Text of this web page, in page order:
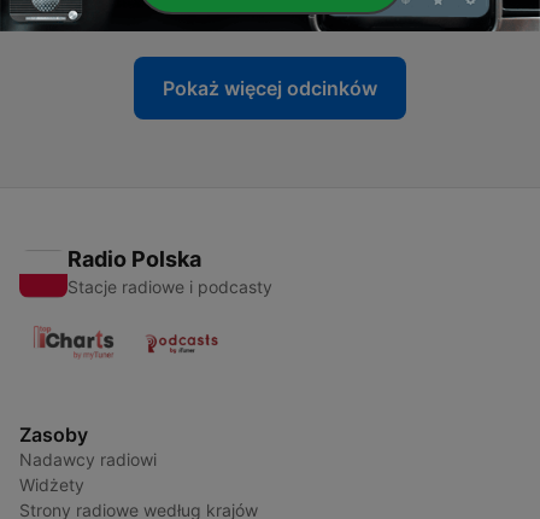
03 kwi 2024
Pokaż więcej odcinków
Radio Polska
Stacje radiowe i podcasty
Zasoby
Nadawcy radiowi
Widżety
Strony radiowe według krajów